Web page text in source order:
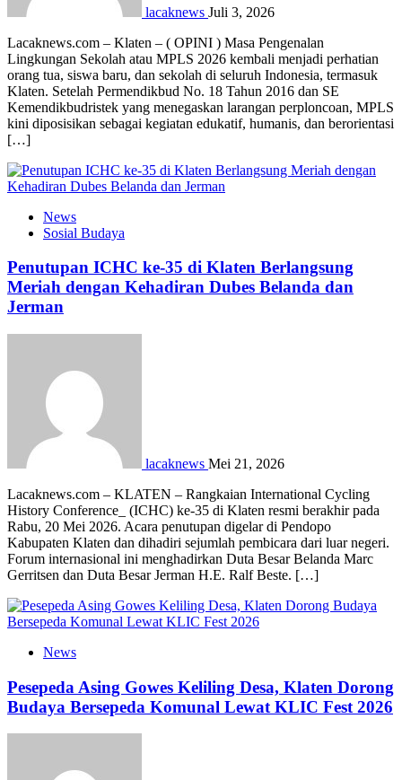
lacaknews Juli 3, 2026
Lacaknews.com – Klaten – ( OPINI ) Masa Pengenalan
Lingkungan Sekolah atau MPLS 2026 kembali menjadi perhatian
orang tua, siswa baru, dan sekolah di seluruh Indonesia, termasuk
Klaten. Setelah Permendikbud No. 18 Tahun 2016 dan SE
Kemendikbudristek yang menegaskan larangan perploncoan, MPLS
kini diposisikan sebagai kegiatan edukatif, humanis, dan berorientasi
[…]
News
Sosial Budaya
Penutupan ICHC ke-35 di Klaten Berlangsung
Meriah dengan Kehadiran Dubes Belanda dan
Jerman
lacaknews Mei 21, 2026
Lacaknews.com – KLATEN – Rangkaian International Cycling
History Conference_ (ICHC) ke-35 di Klaten resmi berakhir pada
Rabu, 20 Mei 2026. Acara penutupan digelar di Pendopo
Kabupaten Klaten dan dihadiri sejumlah pembicara dari luar negeri.
Forum internasional ini menghadirkan Duta Besar Belanda Marc
Gerritsen dan Duta Besar Jerman H.E. Ralf Beste. […]
News
Pesepeda Asing Gowes Keliling Desa, Klaten Dorong
Budaya Bersepeda Komunal Lewat KLIC Fest 2026